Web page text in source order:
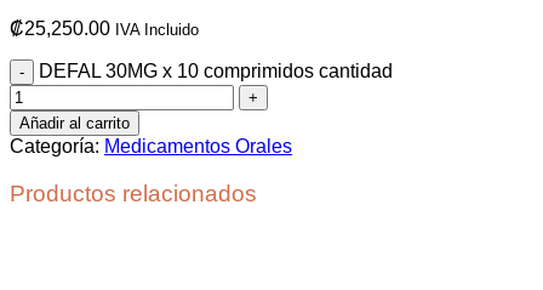
₡25,250.00 IVA Incluido
DEFAL 30MG x 10 comprimidos cantidad
Añadir al carrito
Categoría: Medicamentos Orales
Productos relacionados